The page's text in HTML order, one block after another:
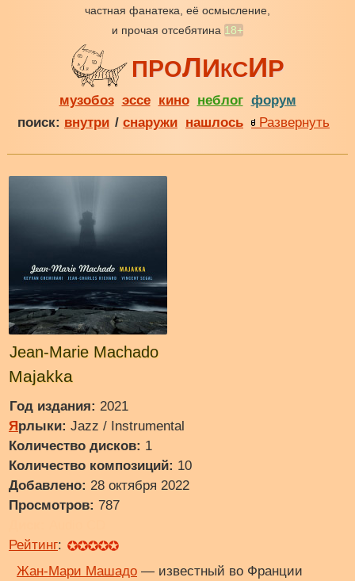
частная фанатека, её осмысление,
и прочая отсебятина 18+
ПРОЛИКСИР
музобоз эссе кино неблог форум
поиск: внутри / снаружи нашлось Развернуть
Jean-Marie Machado
Majakka
Год издания: 2021
Ярлыки: Jazz / Instrumental
Количество дисков: 1
Количество композиций: 10
Добавлено: 28 октября 2022
Просмотров: 787
Рейтинг:
Жан-Мари Машадо — известный во Франции